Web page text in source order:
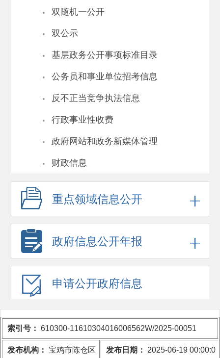
· 双随机一公开
· 双公示
· 基层政务公开事项标准目录
· 公务员和事业单位招考信息
· 反不正当竞争执法信息
· 行政事业性收费
· 政府网站和政务新媒体管理
· 财政信息
重点领域信息公开
政府信息公开年报
申请公开政府信息
索引号： 610300-11610304016006562W/2025-00051
发布机构： 宝鸡市陈仓区 发布日期： 2025-06-19 00:00:0